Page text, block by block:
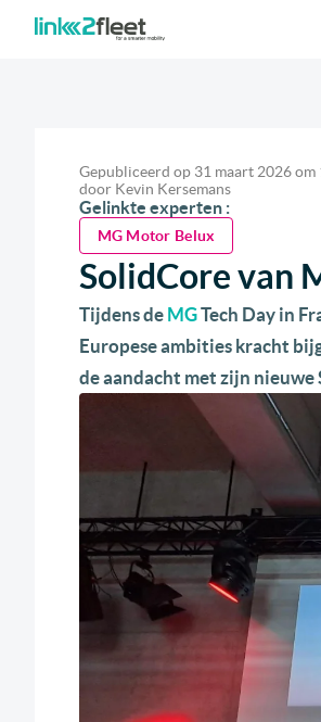
Gepubliceerd op 31 maart 2026 om
door Kevin Kersemans
Gelinkte experten :
MG Motor Belux
SolidCore van
Tijdens de MGTech Day in
Europese ambities kracht
de aandacht met zijn